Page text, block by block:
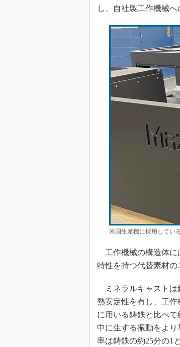
し、自社製工作機械
米国生産機に採用してい
工作機械の構造体に
特性を持つ代替素材の
ミネラルキャストは
熱安定性を有し、工
に用いる鋳鉄と比べ
中に生する振動をよ
率は鋳鉄の約25分の1